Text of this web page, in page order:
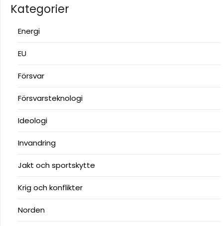
Kategorier
Energi
EU
Försvar
Försvarsteknologi
Ideologi
Invandring
Jakt och sportskytte
Krig och konflikter
Norden